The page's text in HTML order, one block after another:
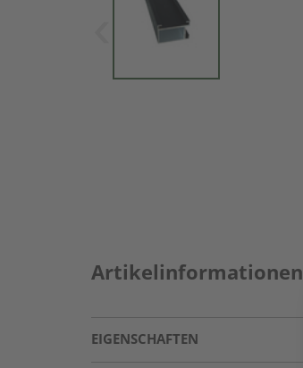
Artikelinformationen
EIGENSCHAFTEN